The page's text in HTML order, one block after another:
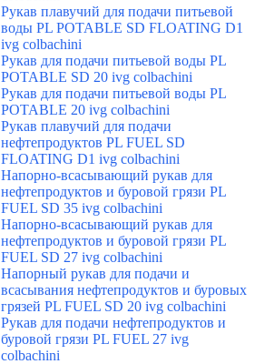
Рукав плавучий для подачи питьевой
воды PL POTABLE SD FLOATING D1
ivg colbachini
Рукав для подачи питьевой воды PL
POTABLE SD 20 ivg colbachini
Рукав для подачи питьевой воды PL
POTABLE 20 ivg colbachini
Рукав плавучий для подачи
нефтепродуктов PL FUEL SD
FLOATING D1 ivg colbachini
Напорно-всасывающий рукав для
нефтепродуктов и буровой грязи PL
FUEL SD 35 ivg colbachini
Напорно-всасывающий рукав для
нефтепродуктов и буровой грязи PL
FUEL SD 27 ivg colbachini
Напорный рукав для подачи и
всасывания нефтепродуктов и буровых
грязей PL FUEL SD 20 ivg colbachini
Рукав для подачи нефтепродуктов и
буровой грязи PL FUEL 27 ivg
colbachini